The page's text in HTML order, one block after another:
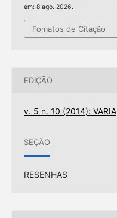
em: 8 ago. 2026.
Fomatos de Citação
EDIÇÃO
v. 5 n. 10 (2014): VARIA
SEÇÃO
RESENHAS